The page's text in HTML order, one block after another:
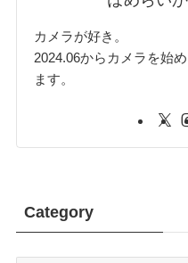
カメラが好き。
2024.06からカメラを始
ます。
Category